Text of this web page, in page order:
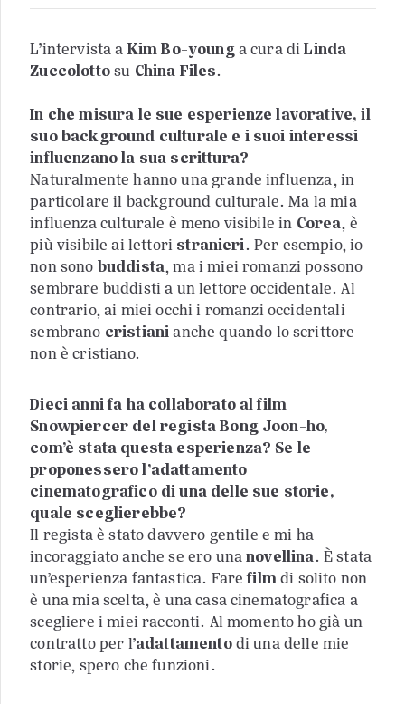
L’intervista a Kim Bo-younga cura diLinda
Zuccolottosu China Files.
In che misura le sue esperienze lavorative, il
suo background culturale e i suoi interessi
influenzano la sua scrittura?
Naturalmente hanno una grande influenza, in
particolare il background culturale. Ma la mia
influenza culturale è meno visibile in Corea, è
più visibile ai lettori stranieri. Per esempio, io
non sono buddista, ma i miei romanzi possono
sembrare buddisti a un lettore occidentale. Al
contrario, ai miei occhi i romanzi occidentali
sembrano cristianianche quando lo scrittore
non è cristiano.
Dieci anni fa ha collaborato al film
Snowpiercer del regista Bong Joon-ho,
com’è stata questa esperienza? Se le
proponessero l’adattamento
cinematografico di una delle sue storie,
quale sceglierebbe?
Il regista è stato davvero gentile e mi ha
incoraggiato anche se ero unanovellina. È stata
un’esperienza fantastica. Farefilmdi solito non
è una mia scelta, è una casa cinematografica a
scegliere i miei racconti. Al momento ho già un
contratto per l’adattamentodi una delle mie
storie, spero che funzioni.